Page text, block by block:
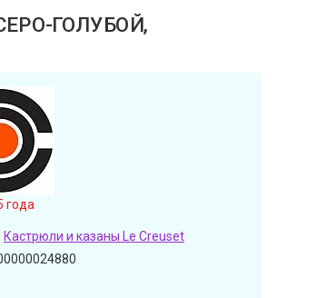
ГОЛУБОЙ,
года
Кастрюли и казаны Le Creuset